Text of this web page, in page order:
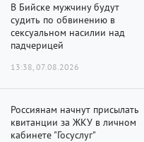
В Бийске мужчину будут
судить по обвинению в
сексуальном насилии над
падчерицей
13:38, 07.08.2026
Россиянам начнут присылать
квитанции за ЖКУ в личном
кабинете "Госуслуг"